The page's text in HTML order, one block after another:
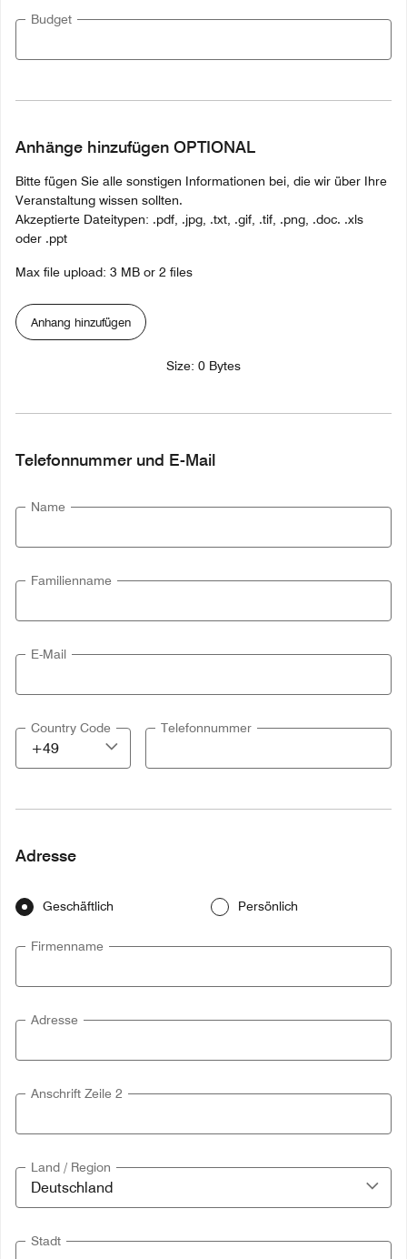
Budget
Anhänge hinzufügen OPTIONAL
Bitte fügen Sie alle sonstigen Informationen bei, die wir über Ihre
Veranstaltung wissen sollten.
Akzeptierte Dateitypen: .pdf, .jpg, .txt, .gif, .tif, .png, .doc. .xls
oder .ppt
Max file upload: 3 MB or 2 files
Anhang hinzufügen
Size: 0 Bytes
Telefonnummer und E-Mail
Name
Familienname
E-Mail
Country Code Telefonnummer
Adresse
Geschäftlich Persönlich
Firmenname
Adresse
Anschrift Zeile 2
Land / Region
Stadt